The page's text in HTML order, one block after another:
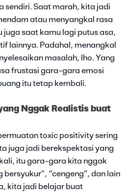
sendiri. Saat marah, kita jadi
atau menyangkal rasa
juga saat kamu lagi putus asa,
lainnya. Padahal, menangkal
masalah, lho. Yang
frustasi gara-gara emosi
itu tetap kembali.
Nggak Realistis buat
toxic positivity sering
juga jadi berekspektasi yang
itu gara-gara kita nggak
bersyukur”, “cengeng”, dan lain
kita jadi belajar buat